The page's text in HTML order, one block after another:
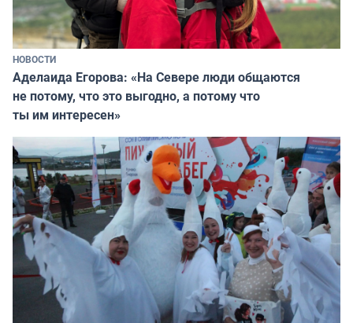
НОВОСТИ
Аделаида Егорова: «На Севере люди общаются
не потому, что это выгодно, а потому что
ты им интересен»